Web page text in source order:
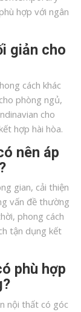
hợp với ngân
giản cho
cách khác
phòng ngủ,
cho
hợp hài hòa.
nên áp
gian, cải thiện
vấn đề thường
phong cách
tận dụng kết
phù hợp
nội thất có góc